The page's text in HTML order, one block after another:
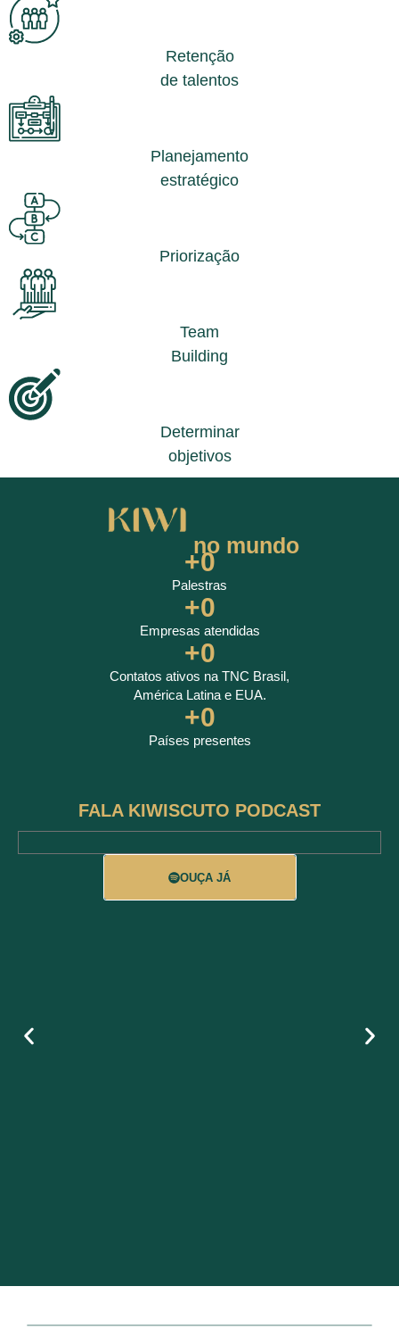
Retenção
de talentos
Planejamento
estratégico
Priorização
Team
Building
Determinar
objetivos
no mundo
Palestras
+0
Empresas atendidas
+0
Contatos ativos na TNC Brasil,
América Latina e EUA.
+0
Países presentes
+0
FALA KIWISCUTO PODCAST
OUÇA JÁ